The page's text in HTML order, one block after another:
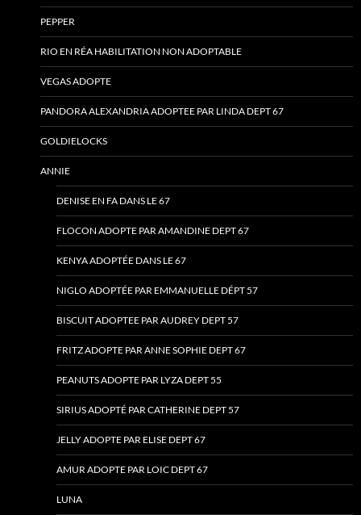
PEPPER
RIO EN RÉA HABILITATION NON ADOPTABLE
VEGAS ADOPTE
PANDORA ALEXANDRIA ADOPTEE PAR LINDA DEPT 67
GOLDIELOCKS
ANNIE
DENISE EN FA DANS LE 67
FLOCON ADOPTE PAR AMANDINE DEPT 67
KENYA ADOPTÉE DANS LE 67
NIGLO ADOPTÉE PAR EMMANUELLE DÉPT 57
BISCUIT ADOPTEE PAR AUDREY DEPT 57
FRITZ ADOPTE PAR ANNE SOPHIE DEPT 67
PEANUTS ADOPTE PAR LYZA DEPT 55
SIRIUS ADOPTÉ PAR CATHERINE DEPT 57
JELLY ADOPTE PAR ELISE DEPT 67
AMUR ADOPTE PAR LOIC DEPT 67
LUNA